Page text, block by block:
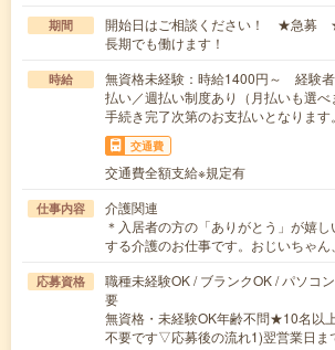
期間
開始日はご相談ください！ ★急募 ★
長期でも働けます！
時給
無資格未経験：時給1400円～ 経験
払い／週払い制度あり（月払いも選
手続き完了次第のお支払いとなります。
交通費
交通費全額支給※規定有
仕事内容
介護関連
＊入居者の方の「ありがとう」が嬉
する介護のお仕事です。おじいちゃ
応募資格
職種未経験OK / ブランクOK / パソコ
要
無資格・未経験OK年齢不問★10名以
不要です▽応募後の流れ1)翌営業日